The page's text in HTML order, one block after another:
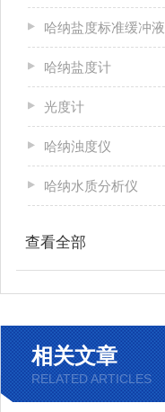
哈纳盐度标准缓冲液
哈纳盐度计
光度计
哈纳浊度仪
哈纳水质分析仪
查看全部
相关文章
RELATED ARTICLES